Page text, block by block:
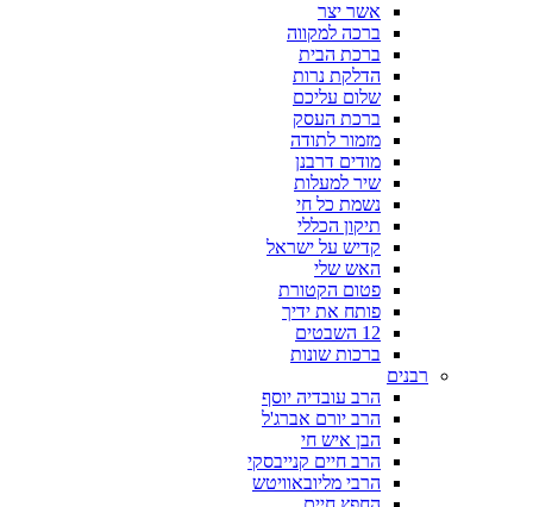
אשר יצר
ברכה למקווה
ברכת הבית
הדלקת נרות
שלום עליכם
ברכת העסק
מזמור לתודה
מודים דרבנן
שיר למעלות
נשמת כל חי
תיקון הכללי
קדיש על ישראל
האש שלי
פטום הקטורת
פותח את ידיך
12 השבטים
ברכות שונות
רבנים
הרב עובדיה יוסף
הרב יורם אברג'ל
הבן איש חי
הרב חיים קנייבסקי
הרבי מליובאוויטש